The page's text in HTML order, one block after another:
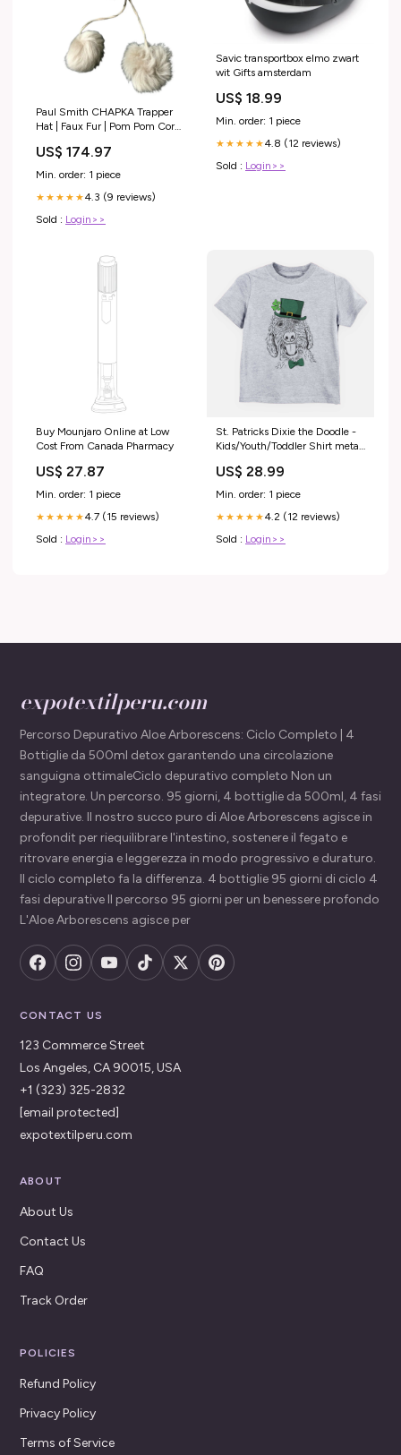
Paul Smith CHAPKA Trapper
Hat | Faux Fur | Pom Pom Cord
US$ 174.97
Min. order: 1 piece
★★★★★4.3 (9 reviews)
Sold : Login>>
Savic transportbox elmo zwart
wit Gifts amsterdam
US$ 18.99
Min. order: 1 piece
★★★★★4.8 (12 reviews)
Sold : Login>>
Buy Mounjaro Online at Low
Cost From Canada Pharmacy
US$ 27.87
Min. order: 1 piece
★★★★★4.7 (15 reviews)
Sold : Login>>
St. Patricks Dixie the Doodle -
Kids/Youth/Toddler Shirt meta-
Eskimo-Dog
US$ 28.99
Min. order: 1 piece
★★★★★4.2 (12 reviews)
Sold : Login>>
expotextilperu.com
Percorso Depurativo Aloe Arborescens: Ciclo Completo | 4
Bottiglie da 500ml detox garantendo una circolazione
sanguigna ottimaleCiclo depurativo completo Non un
integratore. Un percorso. 95 giorni, 4 bottiglie da 500ml, 4 fasi
depurative. Il nostro succo puro di Aloe Arborescens agisce in
profondit per riequilibrare l'intestino, sostenere il fegato e
ritrovare energia e leggerezza in modo progressivo e duraturo.
Il ciclo completo fa la differenza. 4 bottiglie 95 giorni di ciclo 4
fasi depurative Il percorso 95 giorni per un benessere profondo
L'Aloe Arborescens agisce per
CONTACT US
123 Commerce Street
Los Angeles, CA 90015, USA
+1 (323) 325-2832
[email protected]
expotextilperu.com
ABOUT
About Us
Contact Us
FAQ
Track Order
POLICIES
Refund Policy
Privacy Policy
Terms of Service